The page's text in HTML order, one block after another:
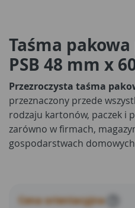
Taśma
PSB 48 mm x
Przezroczysta taśma
przeznaczony przede
rodzaju kartonów, paczek i
zarówno w firmach,
gospodarstwach
Cena orientacyjna